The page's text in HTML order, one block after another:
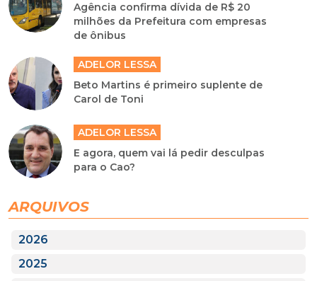
Agência confirma dívida de R$ 20
milhões da Prefeitura com empresas
de ônibus
ADELOR LESSA
Beto Martins é primeiro suplente de
Carol de Toni
ADELOR LESSA
E agora, quem vai lá pedir desculpas
para o Cao?
ARQUIVOS
2026
2025